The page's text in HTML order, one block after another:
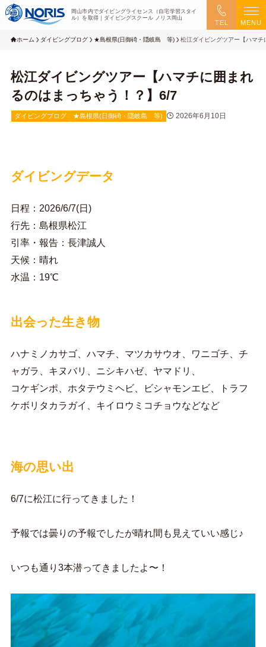
岡山市内でダイビングライセンス（自宅学習スタイ
ル）を取得｜ダイビングスクール ノリス岡山
TEL MENU
ホーム ダイビングブログ ★島根県(日御碕・隠岐島 等) 松江ダイビングツアー【ハマ
松江ダイビングツアー【ハマチに囲まれ
るのはまっちゃう！？】6/7
ダイビングブログ ★島根県(日御碕・隠岐島 等) 2026年6月10日
ダイビングデータ
日程：2026/6/7(日)
行先：島根県松江
引率・報告：長津誠人
天候：晴れ
水温：19℃
出会った生き物
ハナミノカサゴ、ハマチ、マツカサウオ、ワニゴチ、チ
ャガラ、キヌバリ、ニシキハゼ、ヤマドリ、
コケギンポ、ホタテウミヘビ、ビシャモンエビ、トラフ
ケボリタカラガイ、キイロウミコチョウなどなど
海の思い出
6/7に松江に行ってきました！
予報では曇りの予報でしたが晴れ間も見えていい感じ♪
いつも通り3本潜ってきましたよ〜！